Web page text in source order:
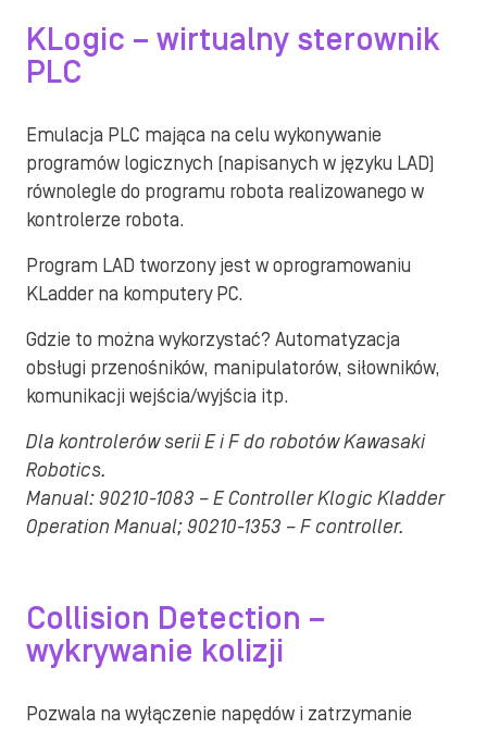
KLogic – wirtualny sterownik
PLC
Emulacja PLC mająca na celu wykonywanie
programów logicznych (napisanych w języku LAD)
równolegle do programu robota realizowanego w
kontrolerze robota.
Program LAD tworzony jest w oprogramowaniu
KLadder na komputery PC.
Gdzie to można wykorzystać? Automatyzacja
obsługi przenośników, manipulatorów, siłowników,
komunikacji wejścia/wyjścia itp.
Dla kontrolerów serii E i F do robotów Kawasaki
Robotics.
Manual: 90210-1083 – E Controller Klogic Kladder
Operation Manual; 90210-1353 – F controller.
Collision Detection –
wykrywanie kolizji
Pozwala na wyłączenie napędów i zatrzymanie